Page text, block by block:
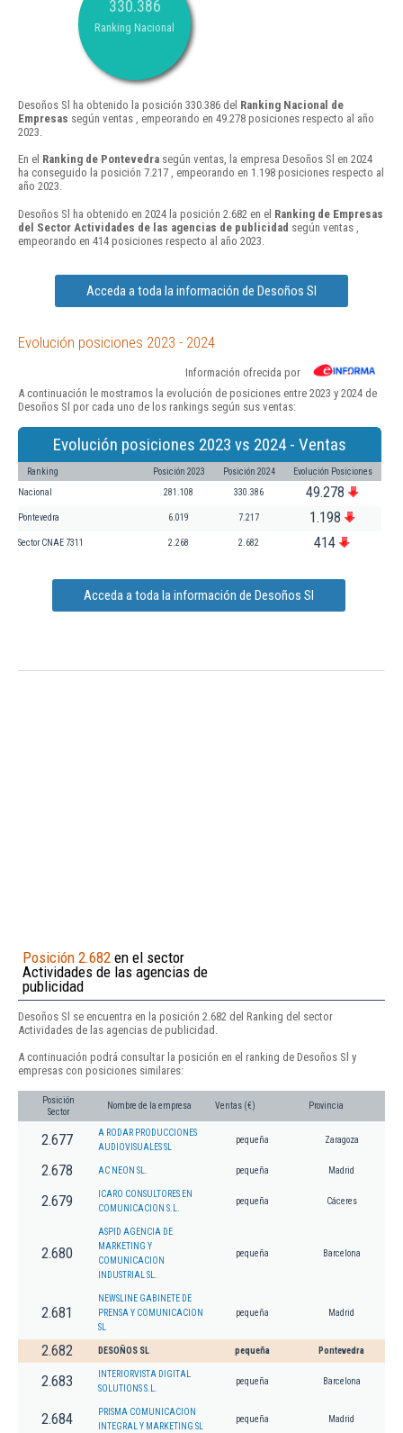
330.386
Ranking Nacional
Desoños Sl ha obtenido la posición 330.386 del Ranking Nacional de
Empresas según ventas , empeorando en 49.278 posiciones respecto al año
2023.
En el Ranking de Pontevedra según ventas, la empresa Desoños Sl en 2024
ha conseguido la posición 7.217 , empeorando en 1.198 posiciones respecto al
año 2023.
Desoños Sl ha obtenido en 2024 la posición 2.682 en el Ranking de Empresas
del Sector Actividades de las agencias de publicidad según ventas ,
empeorando en 414 posiciones respecto al año 2023.
Acceda a toda la información de Desoños Sl
Evolución posiciones 2023 - 2024
Información ofrecida por
A continuación le mostramos la evolución de posiciones entre 2023 y 2024 de
Desoños Sl por cada uno de los rankings según sus ventas:
Evolución posiciones 2023 vs 2024 - Ventas
Ranking Posición 2023 Posición 2024 Evolución Posiciones
Nacional 281.108 330.386 49.278
Pontevedra 6.019 7.217 1.198
Sector CNAE 7311 2.268 2.682 414
Acceda a toda la información de Desoños Sl
Posición 2.682 en el sector
Actividades de las agencias de
publicidad
Desoños Sl se encuentra en la posición 2.682 del Ranking del sector
Actividades de las agencias de publicidad.
A continuación podrá consultar la posición en el ranking de Desoños Sl y
empresas con posiciones similares:
Posición
Sector
Nombre de la empresa Ventas (€) Provincia
2.677
A RODAR PRODUCCIONES
AUDIOVISUALES SL
pequeña Zaragoza
2.678 AC NEON SL. pequeña Madrid
2.679
ICARO CONSULTORES EN
COMUNICACION S.L.
pequeña Cáceres
2.680
ASPID AGENCIA DE
MARKETING Y
COMUNICACION
INDUSTRIAL SL.
pequeña Barcelona
2.681
NEWSLINE GABINETE DE
PRENSA Y COMUNICACION
SL
pequeña Madrid
2.682 DESOÑOS SL pequeña Pontevedra
2.683
INTERIORVISTA DIGITAL
SOLUTIONS S.L.
pequeña Barcelona
2.684
PRISMA COMUNICACION
INTEGRAL Y MARKETING SL
pequeña Madrid